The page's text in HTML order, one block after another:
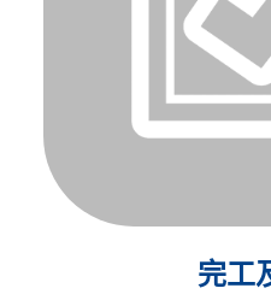
完工